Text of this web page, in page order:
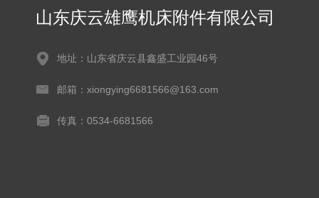
山东庆云雄鹰机床附件有限公司
地址：山东省庆云县鑫盛工业园46号
邮箱：xiongying6681566@163.com
传真：0534-6681566